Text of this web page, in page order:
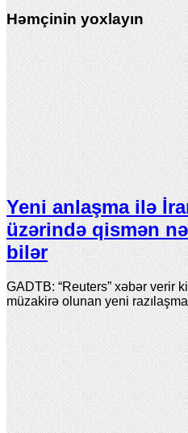
Həmçinin yoxlayın
Yeni anlaşma ilə
üzərində qismən
bilər
GADTB: “Reuters” xəbər verir
müzakirə olunan yeni